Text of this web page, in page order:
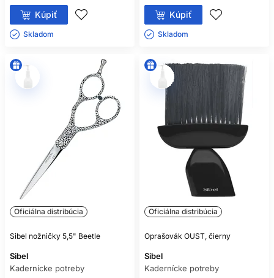
Kúpiť
Skladom ㅤ
Kúpiť
Skladom ㅤ
Oficiálna distribúcia
Sibel nožničky 5,5" Beetle
Sibel
Kadernícke potreby
Oficiálna distribúcia
Oprašovák OUST, čierny
Sibel
Kadernícke potreby